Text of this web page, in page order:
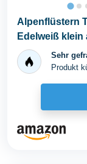
Alpenflüstern
Edelweiß
Sehr
Produkt